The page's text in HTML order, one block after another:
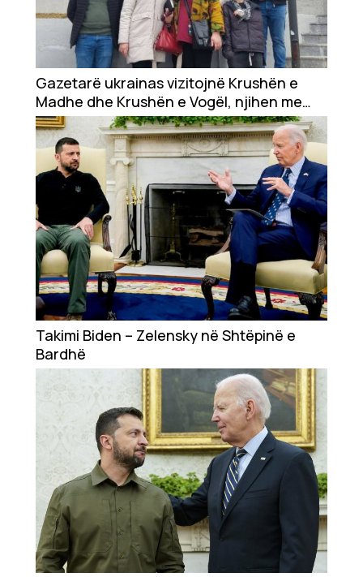
Kulturë
Showbiz
Ekonomi
Teknologji
Udhëtime
DuVideo
Gazetarë ukrainas vizitojnë Krushën e
Madhe dhe Krushën e Vogël, njihen me
krimet e luftës dhe qëndresën e grave
Takimi Biden – Zelensky në Shtëpinë e
Bardhë